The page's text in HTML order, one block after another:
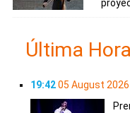
Última
19:4205 August 2026